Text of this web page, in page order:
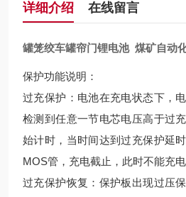
详细介绍 在线留言
罐笼绞车罐帘门锂电池 煤矿自动
保护功能说明：
过充保护：电池在充电状态下，
检测到任意一节电芯电压高于过
始计时，当时间达到过充保护延
MOS管，充电截止，此时不能充电
过充保护恢复：保护板出现过压